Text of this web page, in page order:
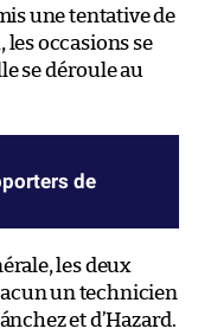
une tentative de
occasions se
se déroule au
de
les deux
un technicien
et d’Hazard.